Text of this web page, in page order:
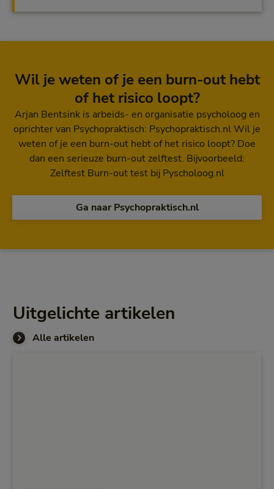
Wil je weten of je een burn-out hebt
of het risico loopt?
Arjan Bentsink is arbeids- en organisatie psycholoog en
oprichter van Psychopraktisch: Psychopraktisch.nl Wil je
weten of je een burn-out hebt of het risico loopt? Doe
dan een serieuze burn-out zelftest. Bijvoorbeeld:
Zelftest Burn-out test bij Pyscholoog.nl
Ga naar Psychopraktisch.nl
Uitgelichte artikelen
Alle artikelen